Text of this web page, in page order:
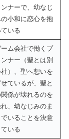
ンナーで、幼なじ
の小和に恋心を抱
ている
ーム会社で働くプ
ンナー（聖とは別
）、聖へ想いを
ているが、聖と
係が壊れるのを
、幼なじみのま
でいることを決意
ている